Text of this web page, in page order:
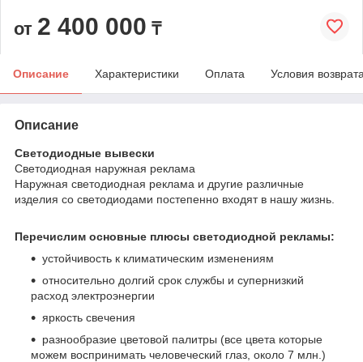
от 2 400 000 ₸
Описание Характеристики Оплата Условия
Описание
Светодиодные вывески
Светодиодная наружная реклама
Наружная светодиодная реклама и другие различные
изделия со светодиодами постепенно входят в нашу жизнь.
Перечислим основные плюсы светодиодной рекламы:
устойчивость к климатическим изменениям
относительно долгий срок службы и супернизкий
расход электроэнергии
яркость свечения
разнообразие цветовой палитры (все цвета которые
можем воспринимать человеческий глаз, около 7 млн.)